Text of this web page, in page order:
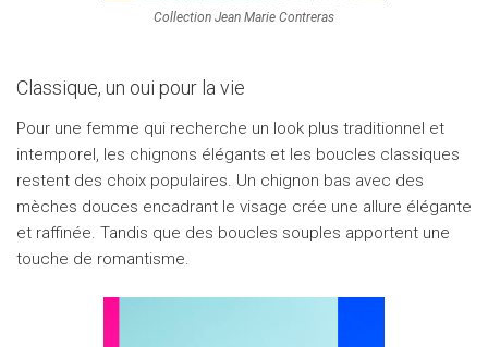
Collection Jean Marie Contreras
Classique, un oui pour la vie
Pour une femme qui recherche un look plus traditionnel et
intemporel, les chignons élégants et les boucles classiques
restent des choix populaires. Un chignon bas avec des
mèches douces encadrant le visage crée une allure élégante
et raffinée. Tandis que des boucles souples apportent une
touche de romantisme.